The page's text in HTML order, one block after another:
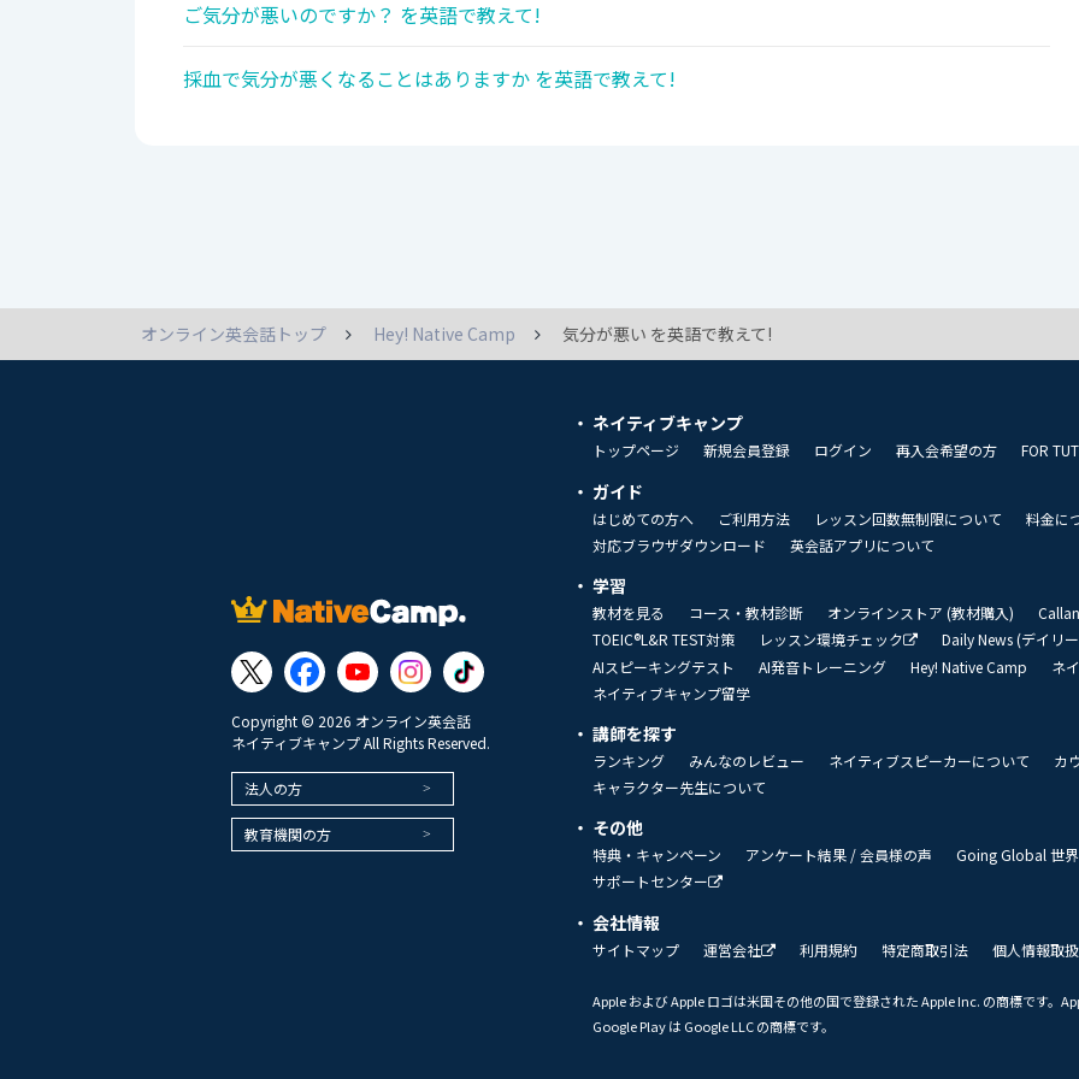
ご気分が悪いのですか？ を英語で教えて!
採血で気分が悪くなることはありますか を英語で教えて!
オンライン英会話トップ Hey! Native Camp 気分が悪い を英語で教えて!
Copyright © 2026 オンライン英会話
ネイティブキャンプ All Rights Reserved.
法人の方
教育機関の方
ネイティブキャンプ
トップページ 新規会員登録 ログイン 再入会希望の方 FOR
ガイド
はじめての方へ ご利用方法 レッスン回数無制限について 料金に
対応ブラウザダウンロード
英会話アプリについて
学習
教材を見る コース・教材診断 オンラインストア (教材購入)
TOEIC®L&R TEST対策
レッスン環境チェック Daily News (デイリ
AIスピーキングテスト
AI発音トレーニング Hey! Native Camp ネ
ネイティブキャンプ留学
講師を探す
ランキング みんなのレビュー ネイティブスピーカーについて
カ
キャラクター先生について
その他
特典・キャンペーン アンケート結果 / 会員様の声 Going Global 世
サポートセンター
会社情報
サイトマップ 運営会社 利用規約 特定商取引法 個人情報取
Apple および Apple ロゴは米国その他の国で登録された Apple Inc. の商標です。
Google Play は Google LLC の商標です。